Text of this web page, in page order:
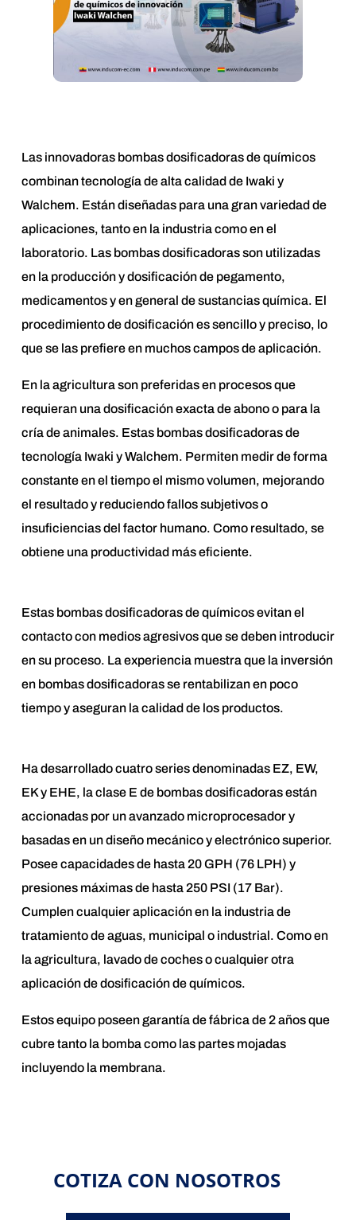
Las innovadoras bombas dosificadoras de químicos
combinan tecnología de alta calidad de Iwaki y
Walchem. Están diseñadas para una gran variedad de
aplicaciones, tanto en la industria como en el
laboratorio. Las bombas dosificadoras son utilizadas
en la producción y dosificación de pegamento,
medicamentos y en general de sustancias química. El
procedimiento de dosificación es sencillo y preciso, lo
que se las prefiere en muchos campos de aplicación.
En la agricultura son preferidas en procesos que
requieran una dosificación exacta de abono o para la
cría de animales. Estas bombas dosificadoras de
tecnología Iwaki y Walchem. Permiten medir de forma
constante en el tiempo el mismo volumen, mejorando
el resultado y reduciendo fallos subjetivos o
insuficiencias del factor humano. Como resultado, se
obtiene una productividad más eficiente.
Estas bombas dosificadoras de químicos evitan el
contacto con medios agresivos que se deben introducir
en su proceso. La experiencia muestra que la inversión
en bombas dosificadoras se rentabilizan en poco
tiempo y aseguran la calidad de los productos.
Ha desarrollado cuatro series denominadas EZ, EW,
EK y EHE, la clase E de bombas dosificadoras están
accionadas por un avanzado microprocesador y
basadas en un diseño mecánico y electrónico superior.
Posee capacidades de hasta 20 GPH (76 LPH) y
presiones máximas de hasta 250 PSI (17 Bar).
Cumplen cualquier aplicación en la industria de
tratamiento de aguas, municipal o industrial. Como en
la agricultura, lavado de coches o cualquier otra
aplicación de dosificación de químicos.
Estos equipo poseen garantía de fábrica de 2 años que
cubre tanto la bomba como las partes mojadas
incluyendo la membrana.
COTIZA CON NOSOTROS